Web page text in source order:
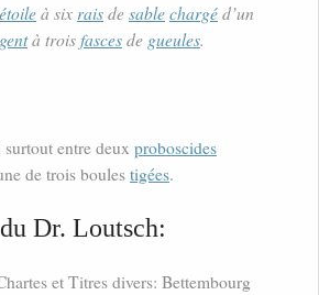
étoileà sixraisdesablechargéd’un
à troisfascesde gueules.
surtout entre deux proboscides
de trois boules tigées.
Dr. Loutsch:
et Titres divers: Bettembourg